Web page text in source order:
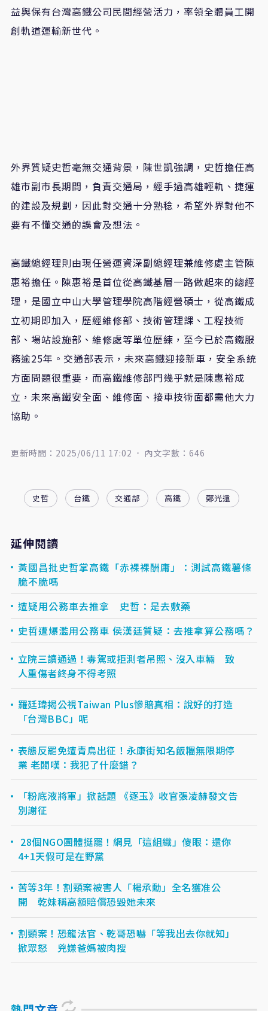
益與保有台灣高鐵公司民間經營活力，率領全體員工開
創軌道運輸新世代。
外界質疑史哲毫無交通背景，陳世凱強調，史哲擔任高
雄市副市長期間，負責交通局，經手過高雄輕軌、捷運
的建設及規劃，因此對交通十分熟稔，希望外界對他不
要有不懂交通的誤會及想法。
高鐵總經理則由現任營運資深副總經理兼維修處主管陳
惠裕擔任。陳惠裕是首位從高鐵基層一路做起來的總經
理，是國立中山大學管理學院高階經營碩士，從高鐵成
立初期即加入，歷經維修部、技術管理課、工程技術
部、場站設施部、維修處等單位歷練，至今已於高鐵服
務逾25年。交通部表示，未來高鐵迎接新車，安全系統
方面問題很重要，而高鐵維修部門幾乎就是陳惠裕成
立，未來高鐵安全面、維修面、接車技術面都需他大力
協助。
更新時間：2025/06/11 17:02 內文字數：646
史哲 台鐵 交通部 高鐵 鄭光遠
延伸閱讀
黃國昌批史哲掌高鐵「赤裸裸酬庸」：測試高鐵薯條
脆不脆嗎
遭疑用公務車去推拿 史哲：是去敷藥
史哲遭爆濫用公務車 侯漢廷質疑：去推拿算公務嗎？
立院三讀通過！毒駕或拒測者吊照、沒入車輛 致
人重傷者終身不得考照
羅廷瑋揭公視Taiwan Plus慘賠真相：說好的打造
「台灣BBC」呢
表態反罷免遭青鳥出征！永康街知名飯糰無限期停
業 老闆嘆：我犯了什麼錯？
「粉底液將軍」掀話題 《逐玉》收官張凌赫發文告
別謝征
28個NGO團體挺罷！網見「這組織」傻眼：還你
4+1天假可是在野黨
苦等3年！割頸案被害人「楊承勳」全名獲准公
開 乾妹稱高額賠償恐毀她未來
割頸案！恐龍法官、乾哥恐嚇「等我出去你就知」
掀眾怒 兇嫌爸媽被肉搜